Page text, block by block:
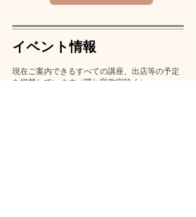
イベント情報
現在ご案内できるすべての講座、出店等の予定
を掲載しています（隠れ家教室除く）